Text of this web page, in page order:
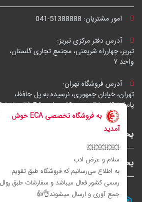
امور مشتریان: 041-51388888
آدرس دفتر مرکزی تبریز:
تبریز، چهارراه شریعتی، مجتمع تجاری گلستان،
واحد ۷
آدرس فروشگاه تهران:
تهران، خیابان جمهوری، نرسیده به پل حافظ،
پاساژ توکل، طبقه زیرهمکف، واحد B6 (تاپ ترونیک)
بخش‌های فروشگاه
بخش‌های سایت